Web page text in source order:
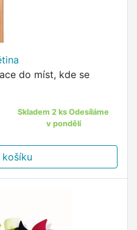
do míst, kde se
Skladem 2 ks Odesíláme
v pondělí